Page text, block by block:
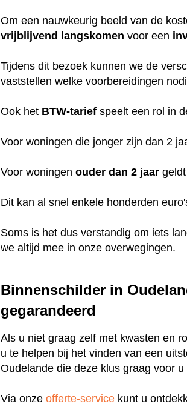
Om een nauwkeurig beeld van de
vrijblijvend langskomen voor een
Tijdens dit bezoek kunnen we de
vaststellen welke voorbereidingen
Ook het BTW-tarief speelt een rol in
Voor woningen die jonger zijn dan 2
Voor woningenouder dan 2 jaar
Dit kan al snel enkele honderden
Soms is het dus verstandig om iets
we altijd mee in onze overwegingen.
Binnenschilder in
gegarandeerd
Als u niet graag zelf met kwasten en
u te helpen bij het vinden van een
Oudelande die deze klus graag voor u
Via onzeofferte-service kunt u